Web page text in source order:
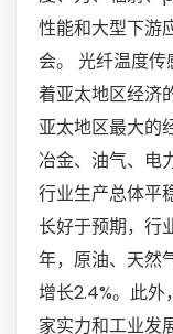
性能和大型下游
会。 光纤温度
着亚太地区经济
亚太地区最大的
冶金、油气、电
行业生产总体平
长好于预期，行
年，原油、天然
增长2.4%。此
家实力和工业发